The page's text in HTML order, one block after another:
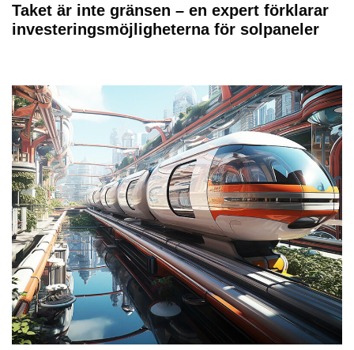
Taket är inte gränsen – en expert förklarar
investeringsmöjligheterna för solpaneler